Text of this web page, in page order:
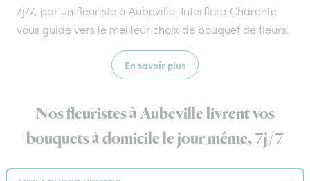
7j/7, par un fleuriste à Aubeville. Interflora Charente
vous guide vers le meilleur choix de bouquet de fleurs.
En savoir plus
Nos fleuristes à Aubeville livrent vos
bouquets à domicile le jour même, 7j/7